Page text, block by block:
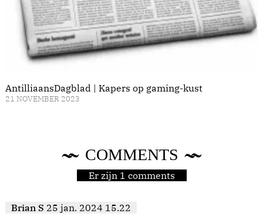
AntilliaansDagblad | Kapers op gaming-kust
21 NOVEMBER 2023
COMMENTS
Er zijn 1 comments
Brian S 25 jan. 2024 15.22